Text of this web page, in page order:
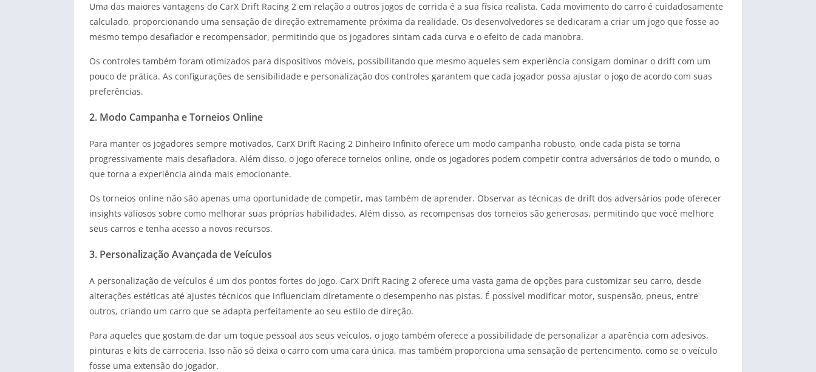
Uma das maiores vantagens do CarX Drift Racing 2 em relação a outros jogos de corrida é a sua física realista. Cada movimento do carro é cuidadosamente
calculado, proporcionando uma sensação de direção extremamente próxima da realidade. Os desenvolvedores se dedicaram a criar um jogo que fosse ao
mesmo tempo desafiador e recompensador, permitindo que os jogadores sintam cada curva e o efeito de cada manobra.
Os controles também foram otimizados para dispositivos móveis, possibilitando que mesmo aqueles sem experiência consigam dominar o drift com um
pouco de prática. As configurações de sensibilidade e personalização dos controles garantem que cada jogador possa ajustar o jogo de acordo com suas
preferências.
2. Modo Campanha e Torneios Online
Para manter os jogadores sempre motivados, CarX Drift Racing 2 Dinheiro Infinito oferece um modo campanha robusto, onde cada pista se torna
progressivamente mais desafiadora. Além disso, o jogo oferece torneios online, onde os jogadores podem competir contra adversários de todo o mundo, o
que torna a experiência ainda mais emocionante.
Os torneios online não são apenas uma oportunidade de competir, mas também de aprender. Observar as técnicas de drift dos adversários pode oferecer
insights valiosos sobre como melhorar suas próprias habilidades. Além disso, as recompensas dos torneios são generosas, permitindo que você melhore
seus carros e tenha acesso a novos recursos.
3. Personalização Avançada de Veículos
A personalização de veículos é um dos pontos fortes do jogo. CarX Drift Racing 2 oferece uma vasta gama de opções para customizar seu carro, desde
alterações estéticas até ajustes técnicos que influenciam diretamente o desempenho nas pistas. É possível modificar motor, suspensão, pneus, entre
outros, criando um carro que se adapta perfeitamente ao seu estilo de direção.
Para aqueles que gostam de dar um toque pessoal aos seus veículos, o jogo também oferece a possibilidade de personalizar a aparência com adesivos,
pinturas e kits de carroceria. Isso não só deixa o carro com uma cara única, mas também proporciona uma sensação de pertencimento, como se o veículo
fosse uma extensão do jogador.